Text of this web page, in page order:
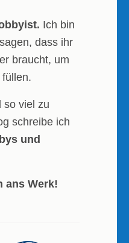
Ich bin
dass ihr
braucht, um
füllen.
so viel zu
schreibe ich
und
ans Werk!